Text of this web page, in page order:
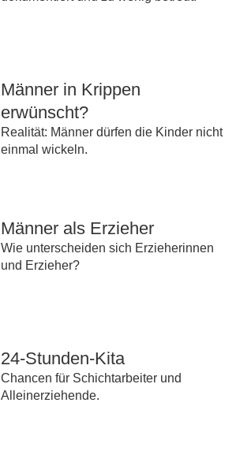
Männer in Krippen
erwünscht?
Realität: Männer dürfen die Kinder nicht
einmal wickeln.
Männer als Erzieher
Wie unterscheiden sich Erzieherinnen
und Erzieher?
24-Stunden-Kita
Chancen für Schichtarbeiter und
Alleinerziehende.